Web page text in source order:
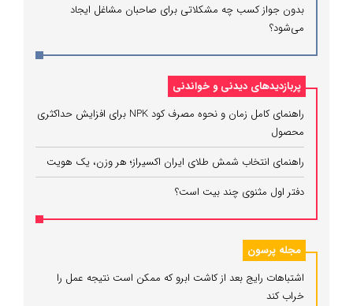
بدون جواز کسب چه مشکلاتی برای صاحبان مشاغل ایجاد
می‌شود؟
پربازدیدهای دیدنی و خواندنی
راهنمای کامل زمان و نحوه مصرف کود NPK برای افزایش حداکثری
محصول
راهنمای انتخاب شمش طلای ایران اکسیراز؛ هر وزن، یک هویت
دفتر اول مثنوی چند بیت است؟
مجله پرسون
اشتباهات رایج بعد از کاشت ابرو که ممکن است نتیجه عمل را
خراب کند